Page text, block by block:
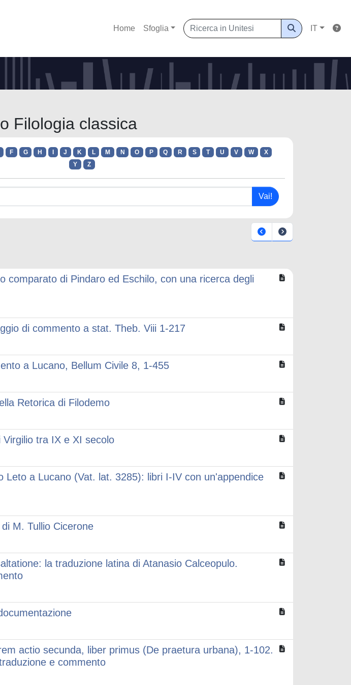
Home Sfoglia IT
Filologia classica
F G H J K L M N O P Q R S T U V W
X
Y
Z
comparato di Pindaro ed Eschilo, con una ricerca degli
di commento a stat. Theb. Viii 1-217
a Lucano, Bellum Civile 8, 1-455
Retorica di Filodemo
tra IX e XI secolo
Leto a Lucano (Vat. lat. 3285): libri I-IV con un'appendice
M. Tullio Cicerone
la traduzione latina di Atanasio Calceopulo.
actio secunda, liber primus (De praetura urbana), 1-102.
e commento